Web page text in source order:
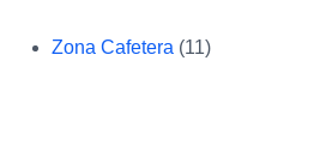
Zona Cafetera (11)